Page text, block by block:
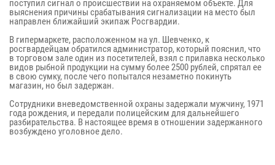
поступил сигнал о происшествии на охраняемом объекте. Для
выяснения причины срабатывания сигнализации на место был
направлен ближайший экипаж Росгвардии.
В гипермаркете, расположенном на ул. Шевченко, к
росгвардейцам обратился администратор, который пояснил, что
в торговом зале один из посетителей, взял с прилавка несколько
видов рыбной продукции на сумму более 2500 рублей, спрятал ее
в свою сумку, после чего попытался незаметно покинуть
магазин, но был задержан.
Сотрудники вневедомственной охраны задержали мужчину, 1971
года рождения, и передали полицейским для дальнейшего
разбирательства. В настоящее время в отношении задержанного
возбуждено уголовное дело.